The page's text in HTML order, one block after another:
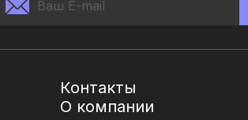
Контакты
О компании